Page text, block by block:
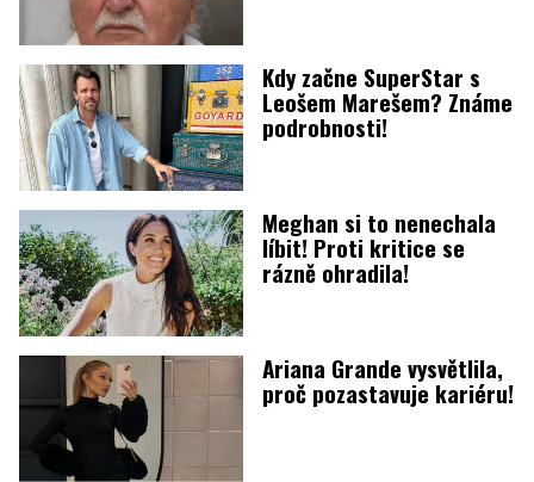
Kdy začne SuperStar s
Leošem Marešem? Známe
podrobnosti!
Meghan si to nenechala
líbit! Proti kritice se
rázně ohradila!
Ariana Grande vysvětlila,
proč pozastavuje kariéru!